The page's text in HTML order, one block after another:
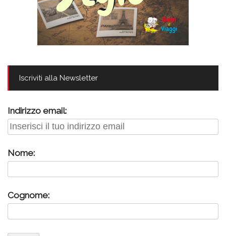
Iscriviti alla Newsletter
Indirizzo email:
Nome:
Cognome: